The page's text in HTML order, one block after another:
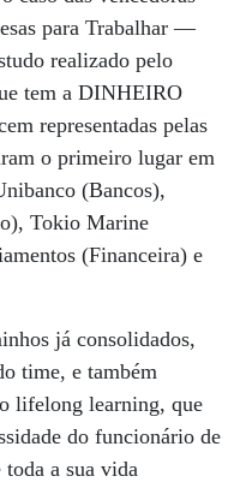
para Trabalhar —
realizado pelo
tem a DINHEIRO
representadas pelas
o primeiro lugar em
(Bancos),
Tokio Marine
(Financeira) e
já consolidados,
time, e também
lifelong learning, que
do funcionário de
toda a sua vida